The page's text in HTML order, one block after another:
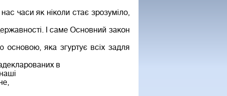
часи як ніколи стає зрозуміло,
І саме Основний закон
основою, яка згуртує всіх задля
в